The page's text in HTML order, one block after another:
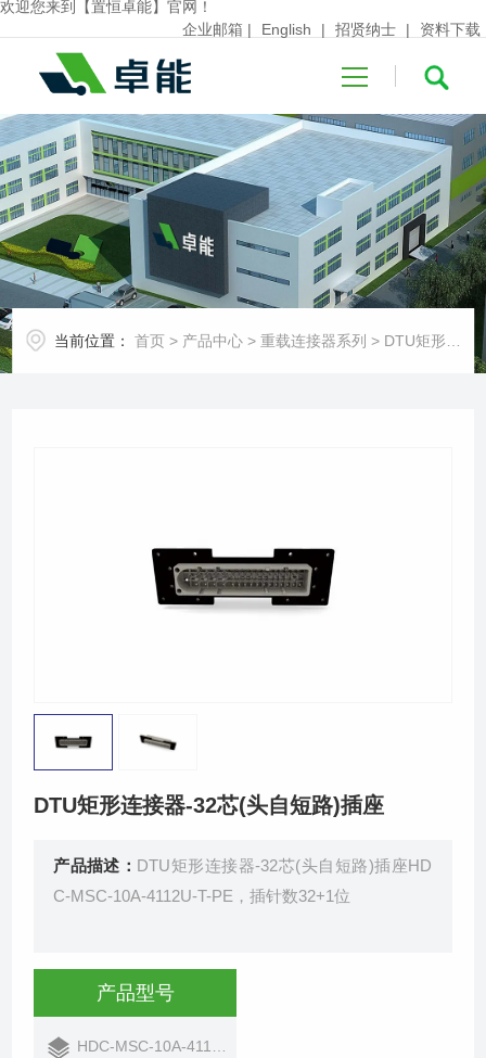
欢迎您来到【置恒卓能】官网！
企业邮箱 | English | 招贤纳士 | 资料下载
首页
关于卓能
新闻中心
当前位置： 首页 > 产品中心 >重载连接器系列 > DTU矩形连接器
DTU矩形连接器-32芯(头自短路)插座
产品描述： DTU矩形连接器-32芯(头自短路)插座HD
C-MSC-10A-4112U-T-PE，插针数32+1位
产品型号